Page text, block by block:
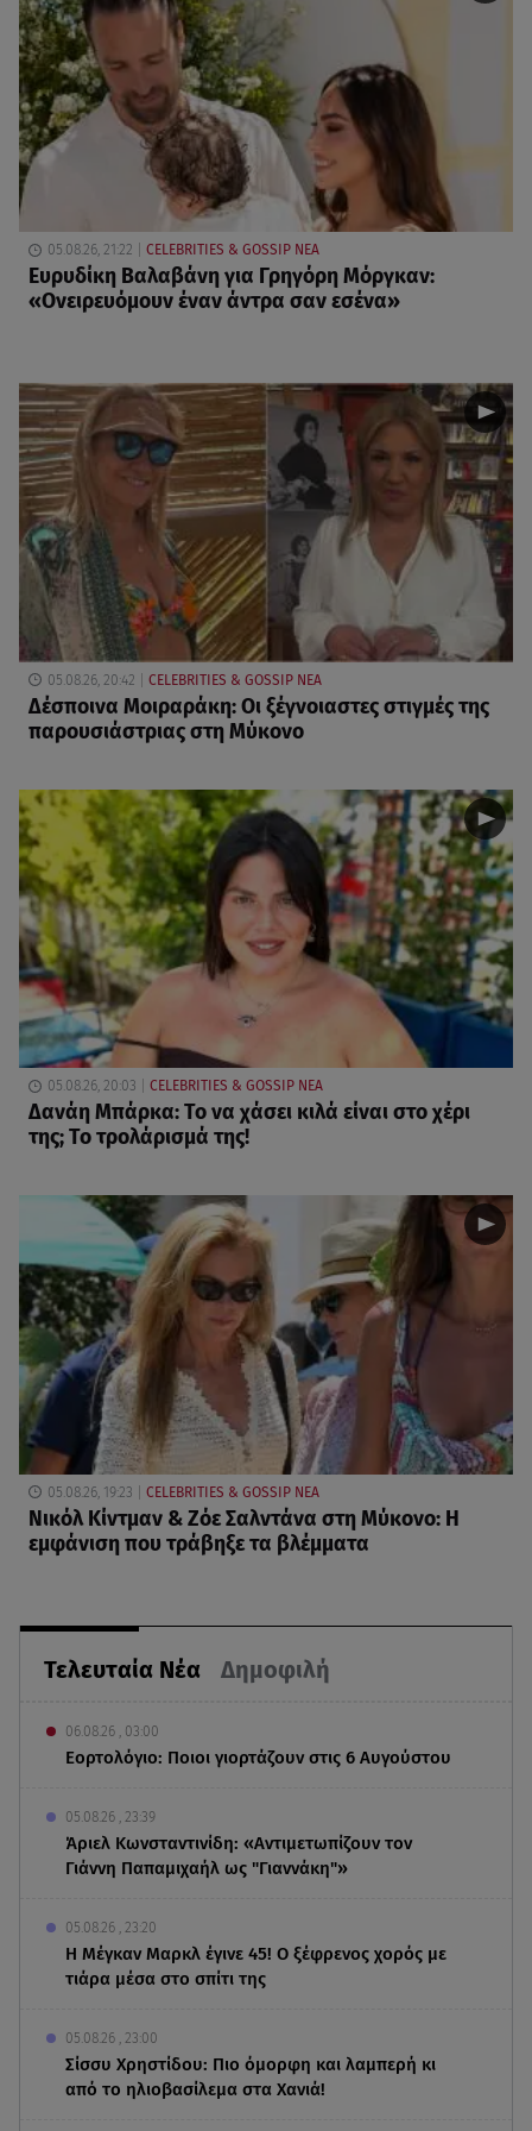
Τελευταία Νέα Δημοφιλή
06.08.26 , 03:00
Εορτολόγιο: Ποιοι γιορτάζουν στις 6 Αυγούστου
05.08.26 , 23:39
Άριελ Κωνσταντινίδη: «Αντιμετωπίζουν τον
Γιάννη Παπαμιχαήλ ως "Γιαννάκη"»
05.08.26 , 23:20
Η Μέγκαν Μαρκλ έγινε 45! Ο ξέφρενος χορός με
τιάρα μέσα στο σπίτι της
05.08.26 , 23:00
Σίσσυ Χρηστίδου: Πιο όμορφη και λαμπερή κι
από το ηλιοβασίλεμα στα Χανιά!
05.08.26, 21:22 CELEBRITIES & GOSSIP ΝΕΑ
Ευρυδίκη Βαλαβάνη για Γρηγόρη Μόργκαν:
«Oνειρευόμουν έναν άντρα σαν εσένα»
05.08.26, 20:42 CELEBRITIES & GOSSIP ΝΕΑ
Δέσποινα Μοιραράκη: Οι ξέγνοιαστες στιγμές της
παρουσιάστριας στη Μύκονο
05.08.26, 20:03 CELEBRITIES & GOSSIP ΝΕΑ
Δανάη Μπάρκα: Το να χάσει κιλά είναι στο χέρι
της; Το τρολάρισμά της!
05.08.26, 19:23 CELEBRITIES & GOSSIP ΝΕΑ
Νικόλ Κίντμαν & Ζόε Σαλντάνα στη Μύκονο: Η
εμφάνιση που τράβηξε τα βλέμματα